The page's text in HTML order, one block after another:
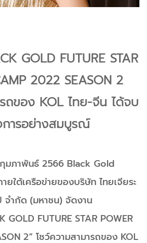
GOLD FUTURE STAR
2022 SEASON 2
ถของ KOL ไทย-จีน ได้จบ
การอย่างสมบูรณ์
มภาพันธ์ 2566 Black Gold
ใต้เครือข่ายของบริษัท ไทยเจียระ
จำกัด (มหาชน) จัดงาน
GOLD FUTURE STAR POWER
2” โชว์ความสามารถของ KOL